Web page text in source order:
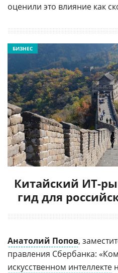
оценили это влияние как
Китайский ИТ-
гид для
БИЗНЕС
Анатолий Попов,
правления Сбербанка:
искусственном интеллекте